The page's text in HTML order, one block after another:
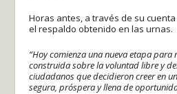
Horas antes, a través de su
el respaldo obtenido en las urnas.
“Hoy comienza una nueva etapa
construida sobre la voluntad libre y
ciudadanos que decidieron creer en
segura, próspera y llena de